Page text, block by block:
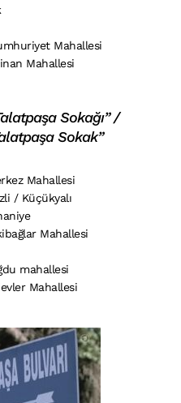
Mahallesi
Mahallesi
Sokağı” /
Sokak”
Mahallesi
/ Küçükyalı
Mahallesi
mahallesi
Mahallesi